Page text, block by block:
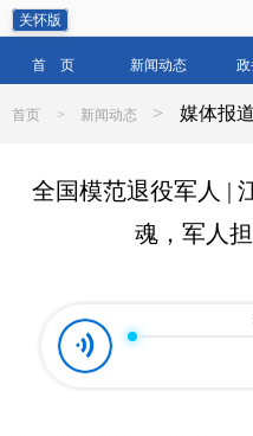
关怀版
首 页 新闻动态
首页 > 新闻动态 > 媒体报道
全国模范退役军人 |
魂，军人